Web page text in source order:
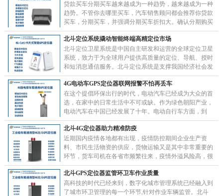
贷款买车分期买车越来越成为一种趋势，越来越成为一种
趋势。不管你去哪里买车，汽车销售顾问都会推荐你贷款
买车，分期买车，并强调分期买车折扣大。确认分期购买
后，车辆可能会安装GPS定位器车载GPS定位器是基……
北斗定位系统撬动智能终端高精定位市场
北斗定位卫星系统是中国自主研发和运营的全球定位卫星
系统，致力于为全球用户提供高质量的定位、导航、授时
和短消息通信服务。北斗定位系统是支撑我国经济社会发
展的重要空间基础设施。北斗三号系统上线后，通过提
升……
4G电动车GPS定位器联网报警不怕再丢车
在这个提倡环保出行的时代，电动汽车已经成为大众的首
选，在家中的日常生活中不可或缺。作为绿色朝阳产业，
电动汽车在中国已经发展了十年。电动自行车方面，到
2021年底，我国电动自行车保有量达到3、5亿辆，并……
北斗4G定位器助力精准防疫
近期国内疫情各地都有出现，疫情防控期间企业生产资
料、市民生活物资的供应，货物运输又是其中非常重要的
环节，货车司机在各省市频繁往来，疫情外溢风险高，很
容易引起疫情扩散，对货物运输车辆和司乘人员的监管为
精……
北斗GPS定位器监管环卫车作业质量
高科技的时代已经来到，数字化城市管理系统已经融入到
了城市环卫管理的每一个环节,针对作业车辆监管。北斗